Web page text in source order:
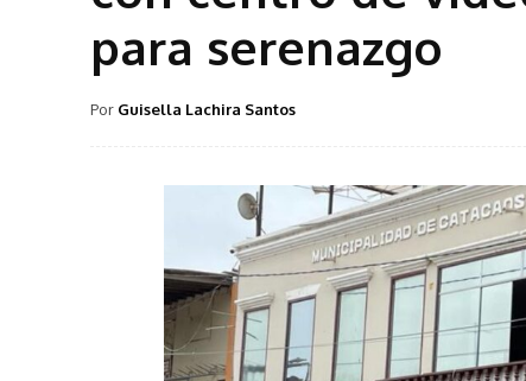
para serenazgo
Por Guisella Lachira Santos